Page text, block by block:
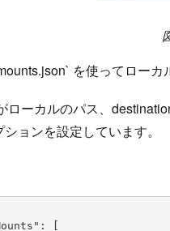
を使ってローカ
ローカルのパス、
ョンを設定しています。